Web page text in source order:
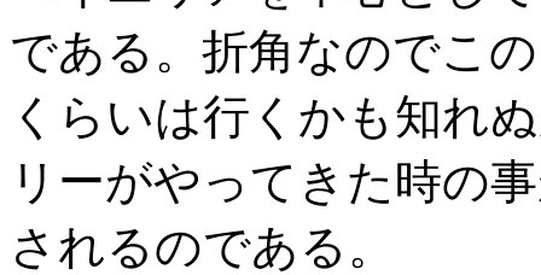
である。折角なのでこ
くらいは行くかも知れ
リーがやってきた時の
されるのである。